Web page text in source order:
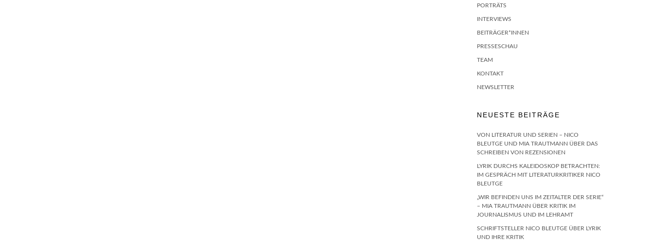
PORTRÄTS
INTERVIEWS
BEITRÄGER*INNEN
PRESSESCHAU
TEAM
KONTAKT
NEWSLETTER
NEUESTE BEITRÄGE
VON LITERATUR UND SERIEN – NICO
BLEUTGE UND MIA TRAUTMANN ÜBER DAS
SCHREIBEN VON REZENSIONEN
LYRIK DURCHS KALEIDOSKOP BETRACHTEN:
IM GESPRÄCH MIT LITERATURKRITIKER NICO
BLEUTGE
„WIR BEFINDEN UNS IM ZEITALTER DER SERIE“
– MIA TRAUTMANN ÜBER KRITIK IM
JOURNALISMUS UND IM LEHRAMT
SCHRIFTSTELLER NICO BLEUTGE ÜBER LYRIK
UND IHRE KRITIK